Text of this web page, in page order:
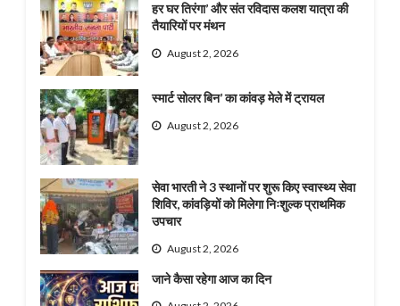
हर घर तिरंगा’ और संत रविदास कलश यात्रा की
तैयारियों पर मंथन
August 2, 2026
स्मार्ट सोलर बिन’ का कांवड़ मेले में ट्रायल
August 2, 2026
सेवा भारती ने 3 स्थानों पर शुरू किए स्वास्थ्य सेवा
शिविर, कांवड़ियों को मिलेगा निःशुल्क प्राथमिक
उपचार
August 2, 2026
जाने कैसा रहेगा आज का दिन